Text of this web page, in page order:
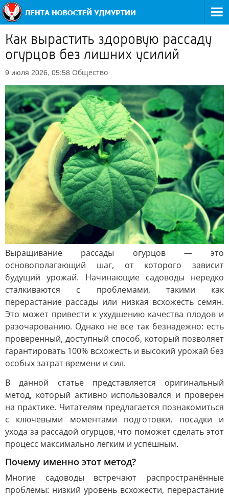
Как вырастить здоровую рассаду
огурцов без лишних усилий
9 июля 2026, 05:58 Общество
Выращивание рассады огурцов — это
основополагающий шаг, от которого зависит
будущий урожай. Начинающие садоводы нередко
сталкиваются с проблемами, такими как
перерастание рассады или низкая всхожесть семян.
Это может привести к ухудшению качества плодов и
разочарованию. Однако не все так безнадежно: есть
проверенный, доступный способ, который позволяет
гарантировать 100% всхожесть и высокий урожай без
особых затрат времени и сил.
В данной статье представляется оригинальный
метод, который активно использовался и проверен
на практике. Читателям предлагается познакомиться
с ключевыми моментами подготовки, посадки и
ухода за рассадой огурцов, что поможет сделать этот
процесс максимально легким и успешным.
Почему именно этот метод?
Многие садоводы встречают распространённые
проблемы: низкий уровень всхожести, перерастание